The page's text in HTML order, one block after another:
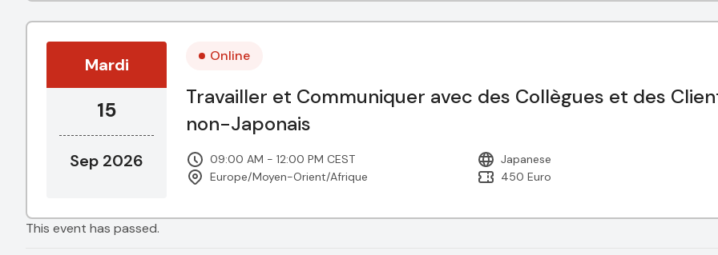
Mardi
15
Sep 2026
Online
Travailler et Communiquer avec des Collègues et des
non-Japonais
09:00 AM - 12:00 PM CEST
Japanese
Europe/Moyen-Orient/Afrique
450 Euro
This event has passed.